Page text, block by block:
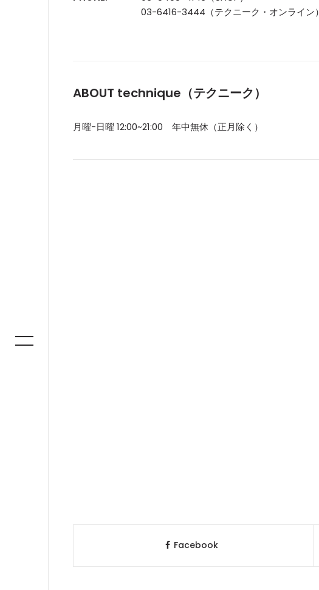
03-6416-3444（テクニーク・オンライン）
ABOUT technique（テクニーク）
月曜-日曜 12:00~21:00 年中無休（正月除く）
Facebook